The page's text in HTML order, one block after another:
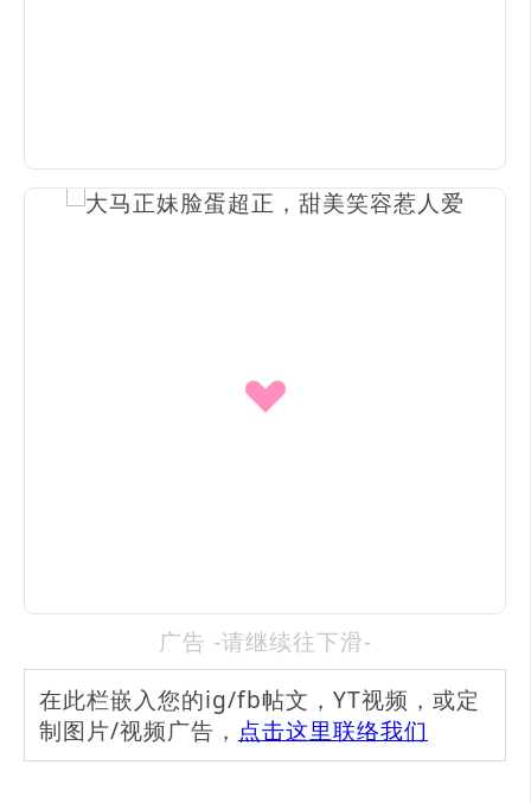
广告 -请继续往下滑-
在此栏嵌入您的ig/fb帖文，YT视频，或定
制图片/视频广告， 点击这里联络我们